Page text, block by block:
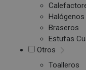
Halógenos
Braseros
Estufas
Otros
Toalleros